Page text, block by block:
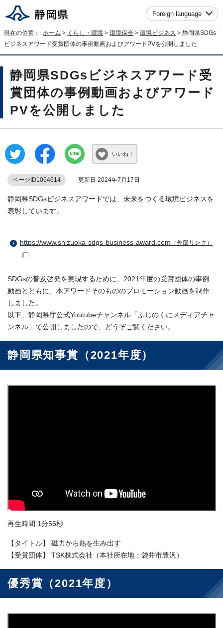
Foreign language
現在の位置： ホーム > くらし・環境 > 環境保全 > 環境ビジネス > 静岡県SDGs
ビジネスアワード受賞団体の事例動画およびアワードPVを公開しました
静岡県SDGsビジネスアワード受
賞団体の事例動画およびアワード
PVを公開しました
いいね！
ページID1064614 更新日 2024年7月17日
静岡県SDGsビジネスアワードでは、未来をつくる環境ビジネスを
表彰しています。
https://www.shizuoka-sdgs-business-award.com （外部リンク）
SDGsの普及啓発を実現するために、2021年度の受賞団体の事例
動画とともに、本アワードそのもののプロモーション動画を制作
しました。
以下、静岡県庁公式Youtubeチャンネル「ふじのくにメディアチャ
ンネル」で公開しましたので、どうぞご覧ください。
静岡県知事賞（2021年度）
再生時間:1分56秒
【タイトル】 磁力から熱を生み出す
【受賞団体】 TSK株式会社（本社所在地：袋井市豊沢）
優秀賞（2021年度）